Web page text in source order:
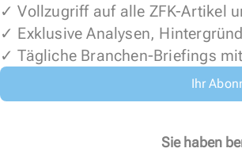
✓ Vollzugriff auf alle ZFK-Artikel
✓ Exklusive Analysen,
✓ Tägliche Branchen-Briefings
Ihr
Sie haben